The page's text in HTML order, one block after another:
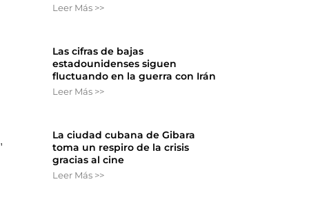
Leer Más >>
Las cifras de bajas
estadounidenses siguen
fluctuando en la guerra con Irán
Leer Más >>
La ciudad cubana de Gibara
toma un respiro de la crisis
gracias al cine
Leer Más >>